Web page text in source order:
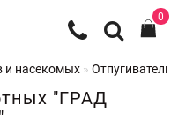
0
и насекомых Отпугиватели
"ГРАД